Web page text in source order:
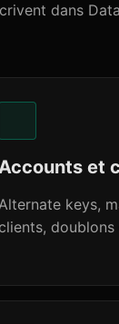
dans
et
keys,
clients, doublons